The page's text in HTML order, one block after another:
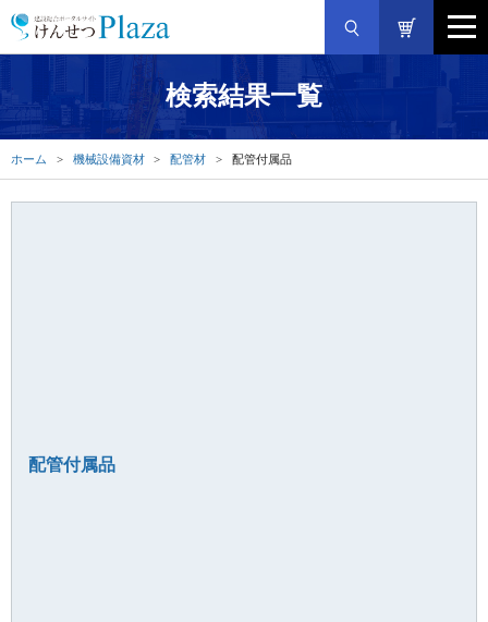
検索結果一覧
ホーム 機械設備資材 配管材 配管付属品
配管付属品